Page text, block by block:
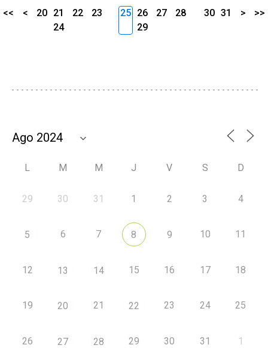
<< < 20 21 22
23
24
25 26 27
28
29
30 31 > >>
L M M J V S D
29 30 31 1 2 3 4
5 6 7 8 9 10 11
12 13 14 15 16 17 18
19 20 21 22 23 24 25
26 27 28 29 30 31 1